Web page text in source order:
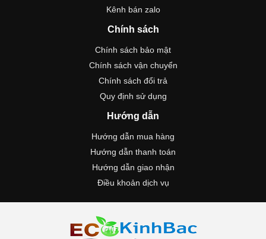
Kênh bán zalo
Chính sách
Chính sách bảo mật
Chính sách vận chuyển
Chính sách đổi trả
Quy định sử dụng
Hướng dẫn
Hướng dẫn mua hàng
Hướng dẫn thanh toán
Hướng dẫn giao nhận
Điều khoản dịch vụ